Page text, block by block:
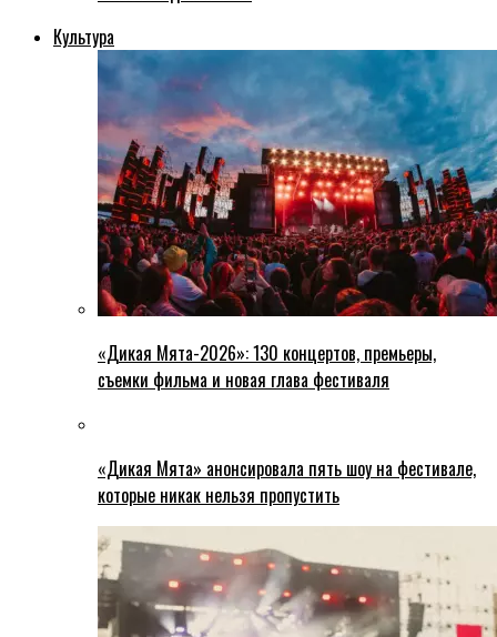
Культура
«Дикая Мята-2026»: 130 концертов, премьеры,
съемки фильма и новая глава фестиваля
«Дикая Мята» анонсировала пять шоу на фестивале,
которые никак нельзя пропустить